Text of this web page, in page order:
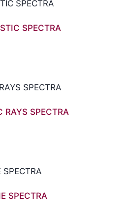
SPECTRA
RAYS SPECTRA
SPECTRA